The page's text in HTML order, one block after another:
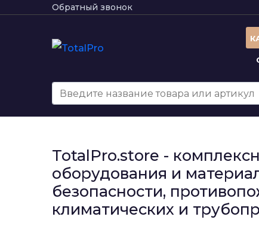
Обратный звонок
TotalPro.store -
оборудования и
безопасности,
климатических и